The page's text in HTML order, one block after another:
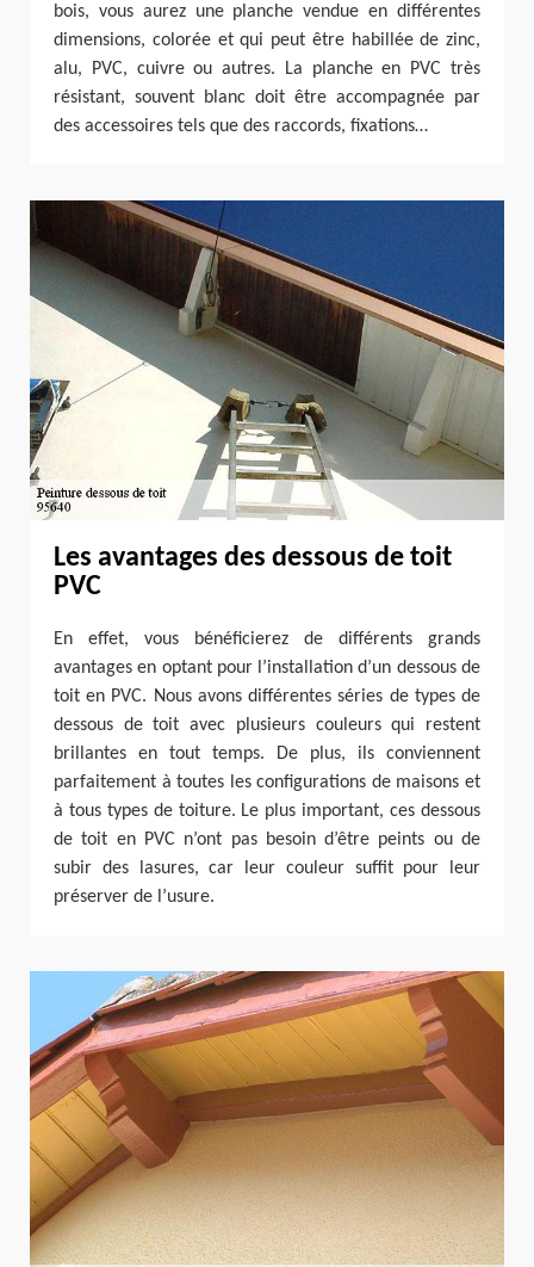
bois, vous aurez une planche vendue en différentes
dimensions, colorée et qui peut être habillée de zinc,
alu, PVC, cuivre ou autres. La planche en PVC très
résistant, souvent blanc doit être accompagnée par
des accessoires tels que des raccords, fixations…
Les avantages des dessous de toit
PVC
En effet, vous bénéficierez de différents grands
avantages en optant pour l’installation d’un dessous de
toit en PVC. Nous avons différentes séries de types de
dessous de toit avec plusieurs couleurs qui restent
brillantes en tout temps. De plus, ils conviennent
parfaitement à toutes les configurations de maisons et
à tous types de toiture. Le plus important, ces dessous
de toit en PVC n’ont pas besoin d’être peints ou de
subir des lasures, car leur couleur suffit pour leur
préserver de l’usure.